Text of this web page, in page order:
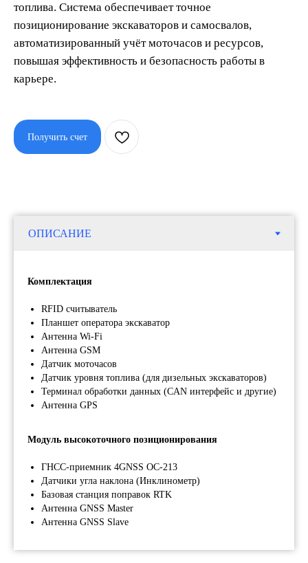
топлива. Система обеспечивает точное
позиционирование экскаваторов и самосвалов,
автоматизированный учёт моточасов и ресурсов,
повышая эффективность и безопасность работы в
карьере.
Получить счет
Комплектация
RFID считыватель
Планшет оператора экскаватор
Антенна Wi-Fi
Антенна GSM
Датчик моточасов
Датчик уровня топлива (для дизельных экскаваторов)
Терминал обработки данных (CAN интерфейс и другие)
Антенна GPS
Модуль высокоточного позиционирования
ГНСС-приемник 4GNSS OC-213
Датчики угла наклона (Инклинометр)
Базовая станция поправок RTK
Антенна GNSS Master
Антенна GNSS Slave
Телефон: 8 (495) 153 - 33 - 54
What's App: 8 (925) 401 - 26 - 94
Звоните нам
Комм. отдел: sale@orsyst.ru
Telegram: @os_salebot
Инфо. отдел: info@orsyst.ru
Или пишите